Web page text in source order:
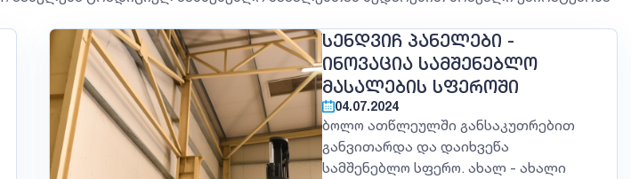
ᲡᲔᲜᲓᲕᲘᲩ ᲞᲐᲜᲔᲚᲔᲑᲘ -
ᲘᲜᲝᲕᲐᲪᲘᲐ ᲡᲐᲛᲨᲔᲜᲔᲑᲚᲝ
ᲛᲐᲡᲐᲚᲔᲑᲘᲡ ᲡᲤᲔᲠᲝᲨᲘ
04.07.2024
ბოლო ათწლეულში განსაკუთრებით
განვითარდა და დაიხვეწა
სამშენებლო სფერო. ახალ - ახალი